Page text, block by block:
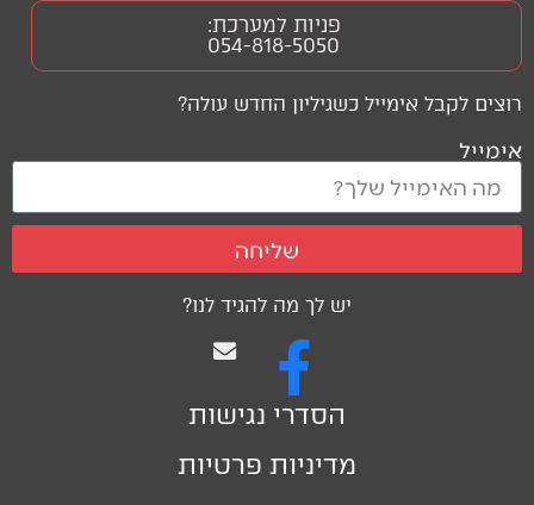
יש לך מה להגיד לנו?
הסדרי נגישות
מדיניות פרטיות
רוצים לקבל אימייל כשגיליון החדש עולה?
אימייל
שליחה
פניות למערכת:
054-818-5050